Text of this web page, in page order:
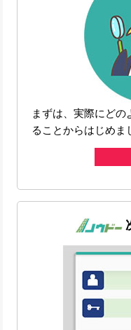
まずは、実際にど
ることからはじめま